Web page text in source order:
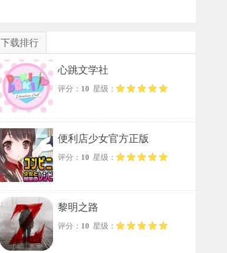
下载排行
心跳文学社
评分： 10 星级：
便利店少女官方正版
评分： 10 星级：
黎明之路
评分： 10 星级：